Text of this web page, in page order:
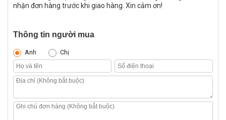
nhận đơn hàng trước khi giao hàng. Xin cảm ơn!
Thông tin người mua
Anh Chị